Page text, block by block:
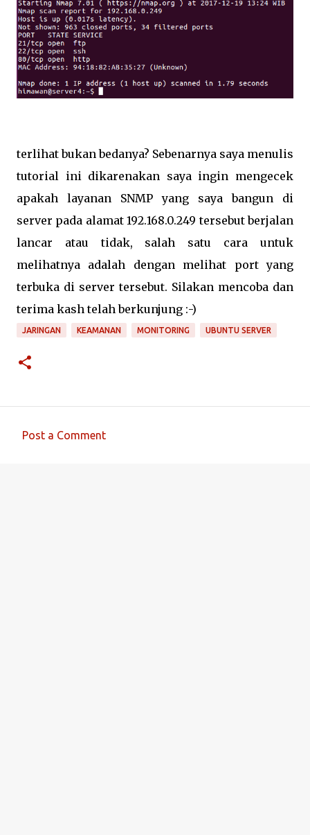
terlihat bukan bedanya? Sebenarnya saya menulis
tutorial ini dikarenakan saya ingin mengecek
apakah layanan SNMP yang saya bangun di
server pada alamat 192.168.0.249 tersebut berjalan
lancar atau tidak, salah satu cara untuk
melihatnya adalah dengan melihat port yang
terbuka di server tersebut. Silakan mencoba dan
terima kash telah berkunjung :-)
JARINGAN KEAMANAN MONITORING UBUNTU SERVER
Post a Comment